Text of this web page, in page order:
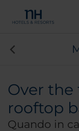
Over
rooftop
Quando in